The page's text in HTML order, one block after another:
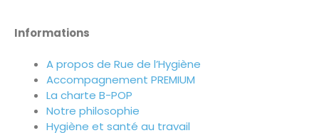
Informations
A propos de Rue de l’Hygiène
Accompagnement PREMIUM
La charte B-POP
Notre philosophie
Hygiène et santé au travail